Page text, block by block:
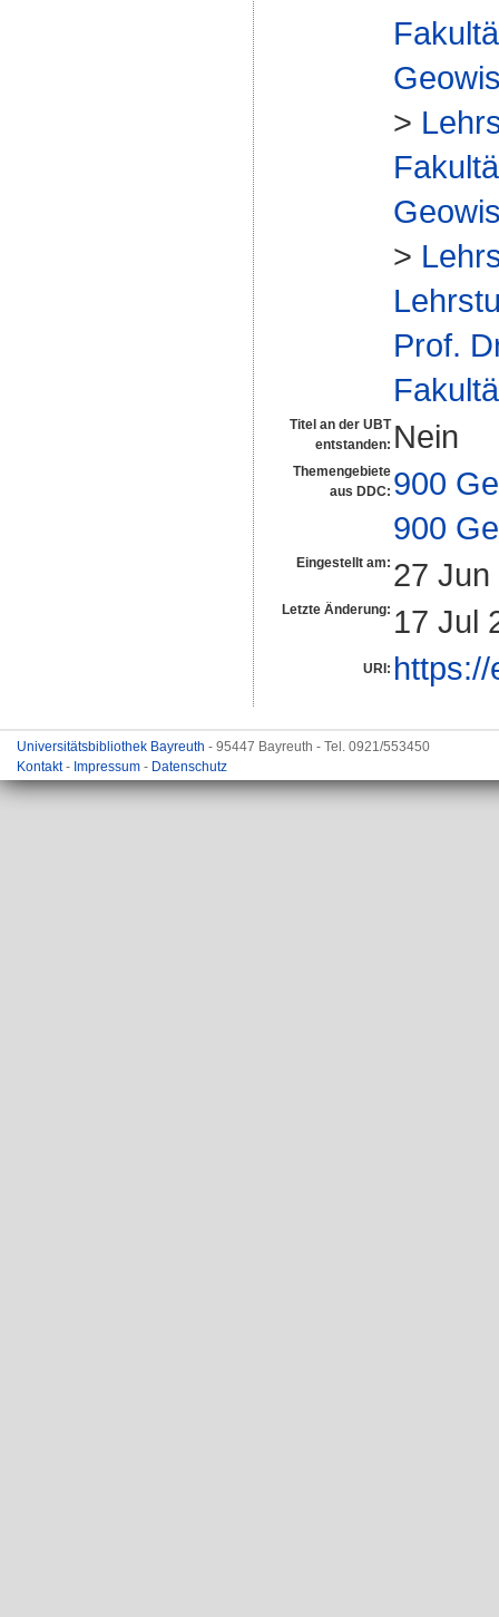
>
>
Prof.
Titel an der UBT
entstanden: Nein
Themengebiete
aus DDC: 900
900
Eingestellt am: 27
Letzte Änderung: 17 Jul
URI:
Universitätsbibliothek Bayreuth - 95447 Bayreuth - Tel. 0921/553450
Kontakt- Impressum - Datenschutz